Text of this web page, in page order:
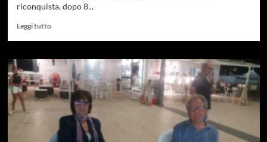
riconquista, dopo 8...
Leggi tuttoLeggi
su
Martinscuro
festeggia
la
riconquista
(dopo
anni